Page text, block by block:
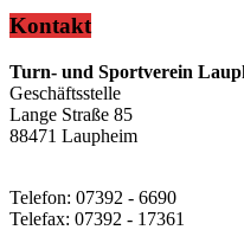
Kontakt
Turn- und Sportverein
Geschäftsstelle
Lange Straße 85
88471 Laupheim
Telefon: 07392 - 6690
Telefax: 07392 - 17361